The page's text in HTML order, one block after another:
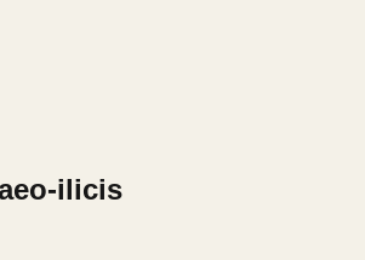
ilicis